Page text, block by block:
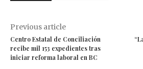
Previous article
Centro Estatal de Conciliación
recibe mil 153 expedientes tras
iniciar reforma laboral en BC